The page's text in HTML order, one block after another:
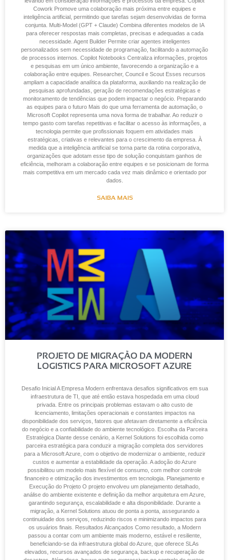
Cowork Promove uma colaboração mais próxima entre equipes e
inteligência artificial, permitindo que tarefas sejam desenvolvidas de forma
conjunta. Multi-Model (GPT + Claude) Combina diferentes modelos de IA
para oferecer respostas mais completas, precisas e adequadas a cada
necessidade. Agent Builder Permite criar agentes inteligentes
personalizados sem necessidade de programação, facilitando a automação
de processos internos. Copilot Notebooks Centraliza informações, projetos
e pesquisas em um único ambiente, favorecendo a organização e a
colaboração entre equipes. Researcher, Council e Scout Esses recursos
ampliam a capacidade analítica da plataforma, auxiliando na realização de
pesquisas aprofundadas, geração de recomendações estratégicas e
monitoramento de tendências que podem impactar o negócio. Preparando
as equipes para o futuro Mais do que uma ferramenta de automação, o
Microsoft Copilot representa uma nova forma de trabalhar. Ao reduzir o
tempo gasto com tarefas repetitivas e facilitar o acesso às informações, a
tecnologia permite que profissionais foquem em atividades mais
estratégicas, criativas e relevantes para o crescimento da empresa. À
medida que a inteligência artificial se torna parte da rotina corporativa,
organizações que adotam esse tipo de solução conquistam ganhos de
eficiência, melhoram a colaboração entre equipes e se posicionam de forma
mais competitiva em um mercado cada vez mais dinâmico e orientado por
dados.
SAIBA MAIS
PROJETO DE MIGRAÇÃO DA MODERN
LOGISTICS PARA MICROSOFT AZURE
Desafio Inicial A Empresa Modern enfrentava desafios significativos em sua
infraestrutura de TI, que até então estava hospedada em uma cloud
privada. Entre os principais problemas estavam o alto custo de
licenciamento, limitações operacionais e constantes impactos na
disponibilidade dos serviços, fatores que afetavam diretamente a eficiência
do negócio e a confiabilidade do ambiente tecnológico. Escolha da Parceira
Estratégica Diante desse cenário, a Kernel Solutions foi escolhida como
parceira estratégica para conduzir a migração completa dos servidores
para a Microsoft Azure, com o objetivo de modernizar o ambiente, reduzir
custos e aumentar a estabilidade da operação. A adoção do Azure
possibilitou um modelo mais flexível de consumo, com melhor controle
financeiro e otimização dos investimentos em tecnologia. Planejamento e
Execução do Projeto O projeto envolveu um planejamento detalhado,
análise do ambiente existente e definição da melhor arquitetura em Azure,
garantindo segurança, escalabilidade e alta disponibilidade. Durante a
migração, a Kernel Solutions atuou de ponta a ponta, assegurando a
continuidade dos serviços, reduzindo riscos e minimizando impactos para
os usuários finais. Resultados Alcançados Como resultado, a Modern
passou a contar com um ambiente mais moderno, estável e resiliente,
beneficiando-se da infraestrutura global do Azure, que oferece SLAs
elevados, recursos avançados de segurança, backup e recuperação de